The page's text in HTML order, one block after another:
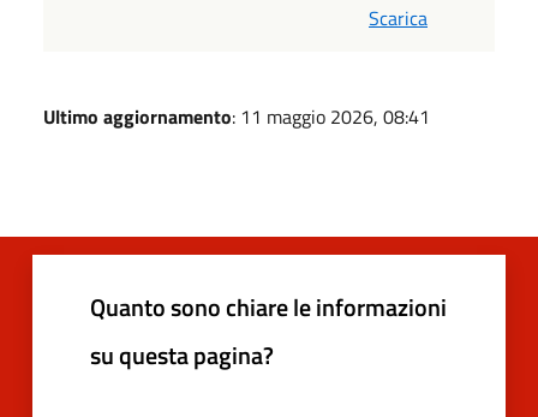
Scarica
Ultimo aggiornamento: 11 maggio 2026, 08:41
Quanto sono chiare le informazioni
su questa pagina?